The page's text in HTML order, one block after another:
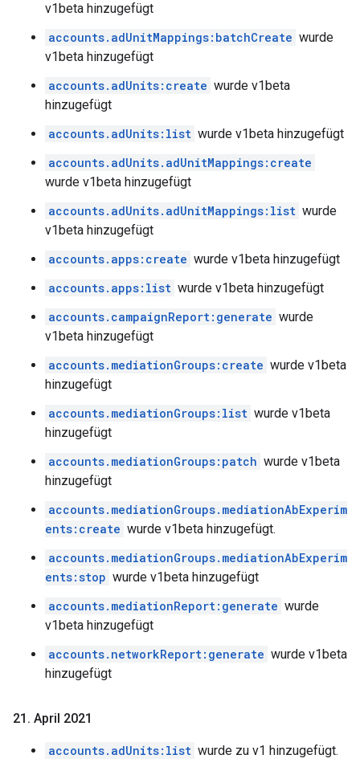
v1beta hinzugefügt
accounts.adUnitMappings:batchCreate wurde
v1beta hinzugefügt
accounts.adUnits:create wurde v1beta
hinzugefügt
accounts.adUnits:list wurde v1beta hinzugefügt
accounts.adUnits.adUnitMappings:create
wurde v1beta hinzugefügt
accounts.adUnits.adUnitMappings:list wurde
v1beta hinzugefügt
accounts.apps:create wurde v1beta hinzugefügt
accounts.apps:list wurde v1beta hinzugefügt
accounts.campaignReport:generate wurde
v1beta hinzugefügt
accounts.mediationGroups:create wurde v1beta
hinzugefügt
accounts.mediationGroups:list wurde v1beta
hinzugefügt
accounts.mediationGroups:patch wurde v1beta
hinzugefügt
accounts.mediationGroups.mediationAbExperim
ents:create wurde v1beta hinzugefügt.
accounts.mediationGroups.mediationAbExperim
ents:stop wurde v1beta hinzugefügt
accounts.mediationReport:generate wurde
v1beta hinzugefügt
accounts.networkReport:generate wurde v1beta
hinzugefügt
21 . April 2021
accounts.adUnits:list wurde zu v1 hinzugefügt.